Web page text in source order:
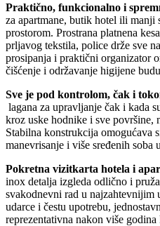
Praktično, funkcionalno i
za apartmane, butik hotel ili manji
prostorom. Prostrana platnena
prljavog tekstila, police drže sve
prosipanja i praktični organizator
čišćenje i održavanje higijene
Sve je pod kontrolom, čak i
lagana za upravljanje čak i kada
kroz uske hodnike i sve površine,
Stabilna konstrukcija omogućava
manevrisanje i više sređenih soba
Pokretna vizitkarta hotela i
inox detalja izgleda odlično i
svakodnevni rad u najzahtevnijim
udarce i čestu upotrebu,
reprezentativna nakon više godina